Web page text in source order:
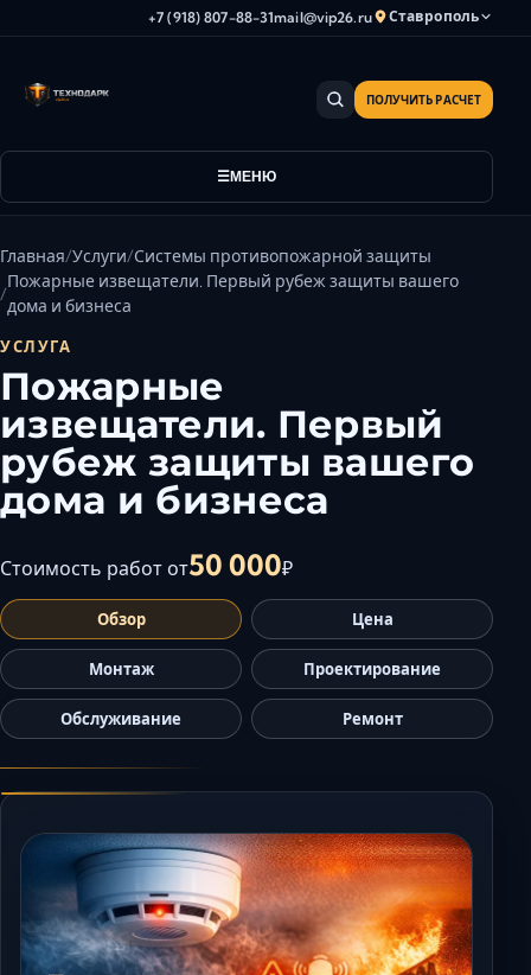
+7 (918) 807-88-31mail@vip26.ru Ставрополь
Анапа
Владикавказ
Волгодонск
Дербент
Краснодар
Магас
Майкоп
Махачкала
Назрань
Новороссийск
Пятигорск
Ростов-на-Дону
Севастополь
МЕНЮ
ПОЛУЧИТЬ РАСЧЕТ
Главная Услуги Системы противопожарной защиты
Пожарные извещатели. Первый рубеж защиты вашего
дома и бизнеса
УСЛУГА
Пожарные
извещатели. Первый
рубеж защиты вашего
дома и бизнеса
Стоимость работ от50 000₽
Обзор Цена
Монтаж Проектирование
Обслуживание Ремонт